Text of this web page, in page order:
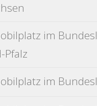
im
Pfalz
im